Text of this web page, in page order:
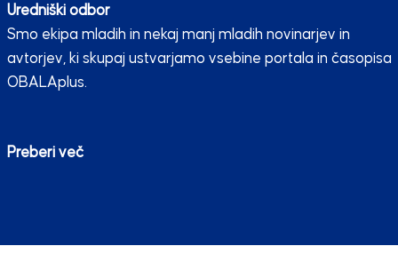
Uredniški odbor
Smo ekipa mladih in nekaj manj mladih novinarjev in
avtorjev, ki skupaj ustvarjamo vsebine portala in časopisa
OBALAplus.
Preberi več